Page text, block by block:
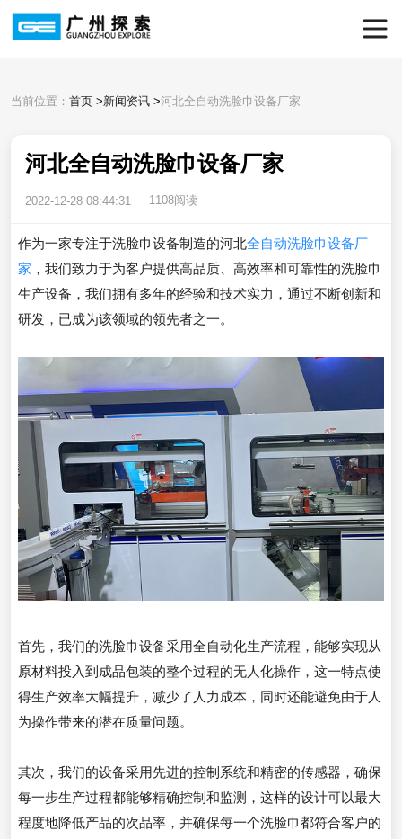
当前位置： 首页 >新闻资讯 >河北全自动洗脸巾设备厂家
河北全自动洗脸巾设备厂家
2022-12-28 08:44:31 1108阅读
作为一家专注于洗脸巾设备制造的河北全自动洗脸巾设备厂
家 ，我们致力于为客户提供高品质、高效率和可靠性的洗脸巾
生产设备，我们拥有多年的经验和技术实力，通过不断创新和
研发，已成为该领域的领先者之一。
首先，我们的洗脸巾设备采用全自动化生产流程，能够实现从
原材料投入到成品包装的整个过程的无人化操作，这一特点使
得生产效率大幅提升，减少了人力成本，同时还能避免由于人
为操作带来的潜在质量问题。
其次，我们的设备采用先进的控制系统和精密的传感器，确保
每一步生产过程都能够精确控制和监测，这样的设计可以最大
程度地降低产品的次品率，并确保每一个洗脸巾都符合客户的